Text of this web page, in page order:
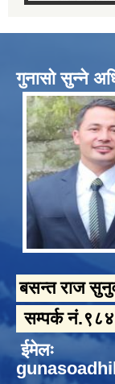
गुनासो सुन्ने
बसन्त राज
सम्पर्क
ईमेलः